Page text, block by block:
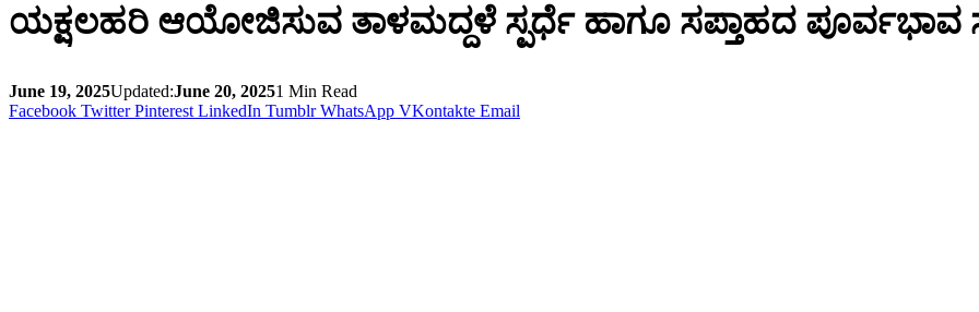
ಯಕ್ಷಲಹರಿ ಆಯೋಜಿಸುವ ತಾಳಮದ್ದಳೆ ಸ್ಪರ್ಧೆ ಹಾಗೂ ಸಪ್ತಾಹದ ಪೂರ್ವಭಾವ
June 19, 2025Updated:June 20, 20251 Min Read
Facebook Twitter Pinterest LinkedIn Tumblr WhatsApp VKontakte Email